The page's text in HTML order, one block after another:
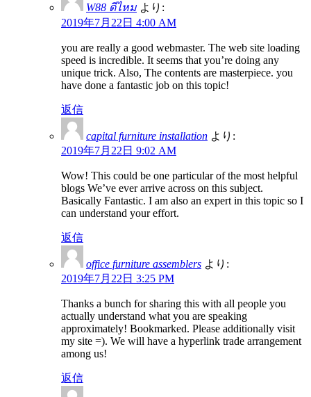
W88 ดีไหม より:
2019年7月22日 4:00 AM
you are really a good webmaster. The web site loading
speed is incredible. It seems that you’re doing any
unique trick. Also, The contents are masterpiece. you
have done a fantastic job on this topic!
返信
capital furniture installation より:
2019年7月22日 9:02 AM
Wow! This could be one particular of the most helpful
blogs We’ve ever arrive across on this subject.
Basically Fantastic. I am also an expert in this topic so I
can understand your effort.
返信
office furniture assemblers より:
2019年7月22日 3:25 PM
Thanks a bunch for sharing this with all people you
actually understand what you are speaking
approximately! Bookmarked. Please additionally visit
my site =). We will have a hyperlink trade arrangement
among us!
返信